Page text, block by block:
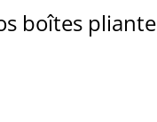
boîtes